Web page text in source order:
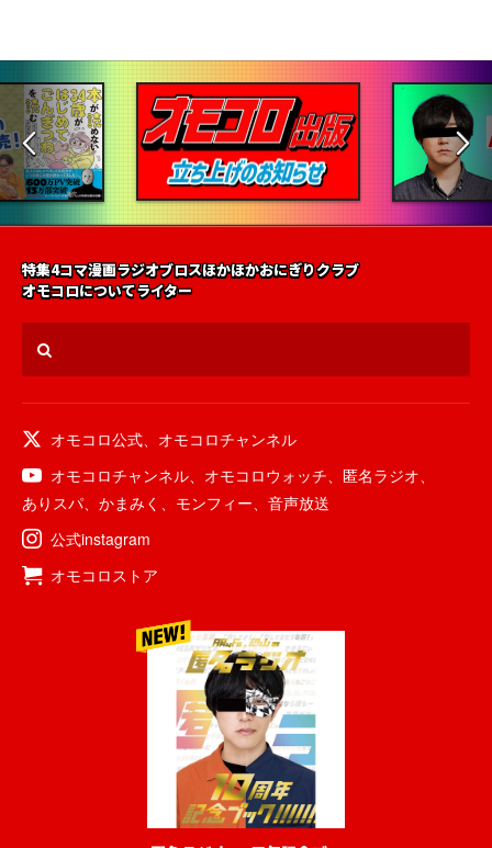
特集4コマ漫画ラジオブロスほかほかおにぎりクラブ
オモコロについてライター
オモコロ公式
オモコロチャンネル
オモコロチャンネル
オモコロウォッチ 匿名ラジオ
ありスパ
かまみく モンフィー
音声放送
公式instagram
オモコロストア